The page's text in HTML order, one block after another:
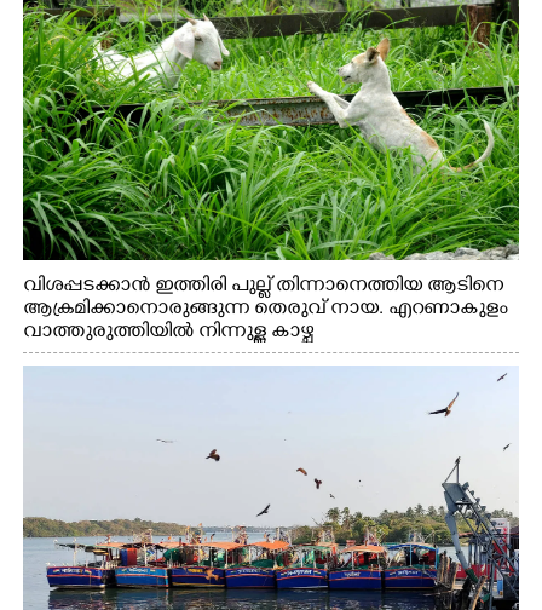
വിശപ്പടക്കാൻ ഇത്തിരി പുല്ല് തിന്നാനെത്തിയ ആടിനെ
ആക്രമിക്കാനൊരുങ്ങുന്ന തെരുവ് നായ. എറണാകുളം
വാത്തുരുത്തിയിൽ നിന്നുള്ള കാഴ്ച